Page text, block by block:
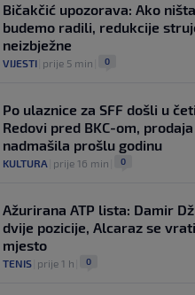
Bičakčić upozorava: Ako
budemo radili, redukcije
neizbježne
VIJESTI prije 5 min 0
Po ulaznice za SFF došli u
Redovi pred BKC-om,
nadmašila prošlu godinu
KULTURA prije 16 min 0
Ažurirana ATP lista: Damir
dvije pozicije, Alcaraz se
mjesto
TENIS prije 1 h 0